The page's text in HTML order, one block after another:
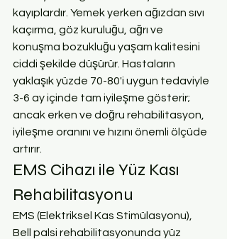
kayıplardır. Yemek yerken ağızdan sıvı
kaçırma, göz kuruluğu, ağrı ve
konuşma bozukluğu yaşam kalitesini
ciddi şekilde düşürür. Hastaların
yaklaşık yüzde 70-80'i uygun tedaviyle
3-6 ay içinde tam iyileşme gösterir;
ancak erken ve doğru rehabilitasyon,
iyileşme oranını ve hızını önemli ölçüde
artırır.
EMS Cihazı ile Yüz Kası
Rehabilitasyonu
EMS (Elektriksel Kas Stimülasyonu),
Bell palsi rehabilitasyonunda yüz